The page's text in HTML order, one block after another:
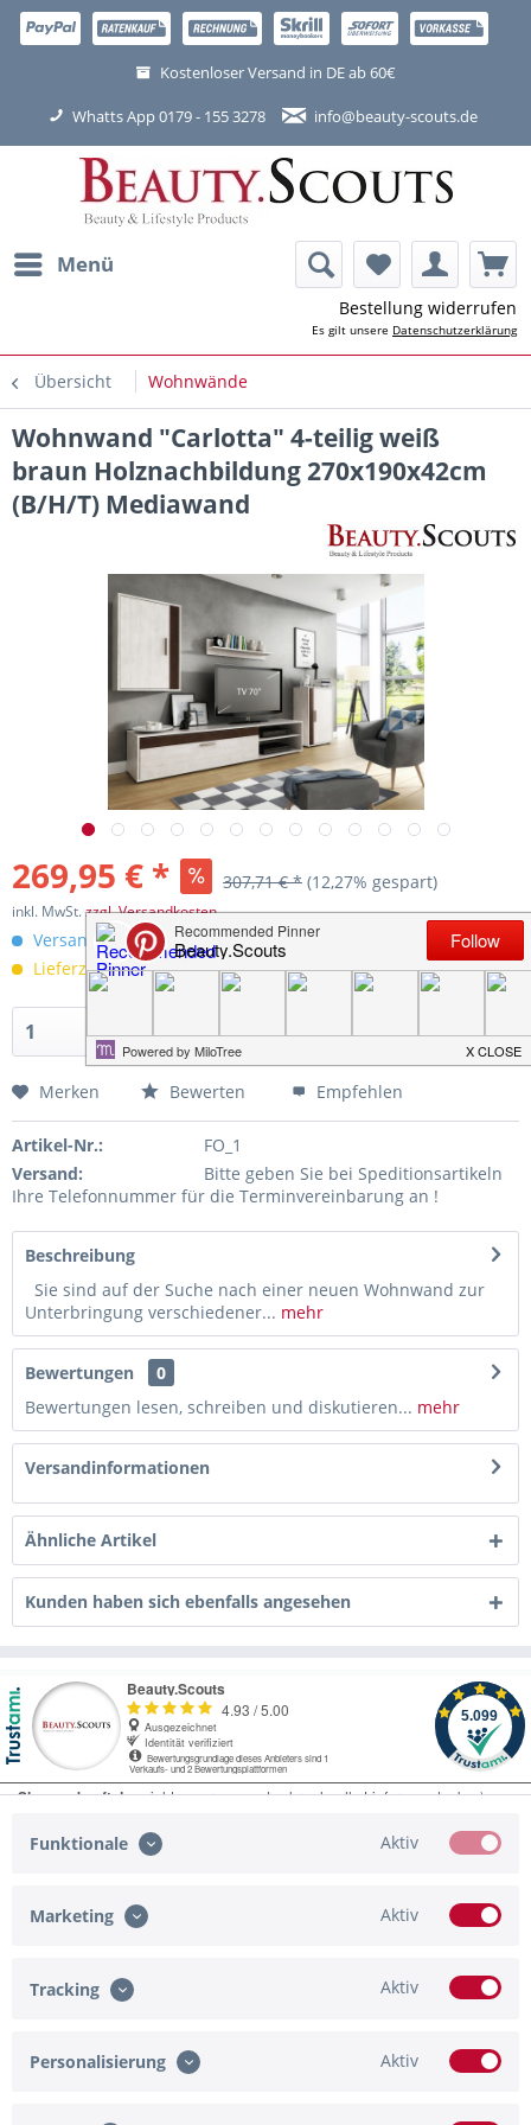
Kostenloser Versand in DE ab 60€
Whatts App 0179 - 155 3278 info@beauty-scouts.de
Menü
Bestellung widerrufen
Es gilt unsere Datenschutzerklärung
Übersicht Wohnwände
Wohnwand "Carlotta" 4-teilig weiß
braun Holznachbildung 270x190x42cm
(B/H/T) Mediawand
269,95 € * 307,71 € * (12,27% gespart)
inkl. MwSt.zzgl. Versandkosten
Versandkostenfreie Lieferung innerhalb Deutschlands!
Lieferzeit 12 Werktage
In denWarenkorb
Merken Bewerten Empfehlen
Artikel-Nr.:
FO_1
Versand:
Bitte geben Sie bei Speditionsartikeln
Ihre Telefonnummer für die Terminvereinbarung an !
Beschreibung
Sie sind auf der Suche nach einer neuen Wohnwand zur
Unterbringung verschiedener... mehr
Bewertungen
0
Bewertungen lesen, schreiben und diskutieren... mehr
Versandinformationen
Ähnliche Artikel
Kunden haben sich ebenfalls angesehen
Service Hotline
Shop Service
Zahlungsmöglichkeiten
Funktionale Aktiv
Marketing Aktiv
Tracking Aktiv
Personalisierung Aktiv